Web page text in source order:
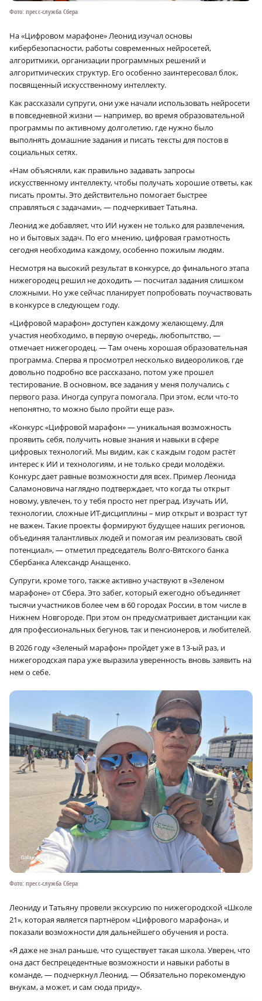
Фото: пресс-служба Сбера
На «Цифровом марафоне» Леонид изучал основы
кибербезопасности, работы современных нейросетей,
алгоритмики, организации программных решений и
алгоритмических структур. Его особенно заинтересовал блок,
посвященный искусственному интеллекту.
Как рассказали супруги, они уже начали использовать нейросети
в повседневной жизни — например, во время образовательной
программы по активному долголетию, где нужно было
выполнять домашние задания и писать тексты для постов в
социальных сетях.
«Нам объясняли, как правильно задавать запросы
искусственному интеллекту, чтобы получать хорошие ответы, как
писать промты. Это действительно помогает быстрее
справляться с задачами», — подчеркивает Татьяна.
Леонид же добавляет, что ИИ нужен не только для развлечения,
но и бытовых задач. По его мнению, цифровая грамотность
сегодня необходима каждому, особенно пожилым людям.
Несмотря на высокий результат в конкурсе, до финального этапа
нижегородец решил не доходить — посчитал задания слишком
сложными. Но уже сейчас планирует попробовать поучаствовать
в конкурсе в следующем году.
«Цифровой марафон» доступен каждому желающему. Для
участия необходимо, в первую очередь, любопытство, —
отмечает нижегородец. — Там очень хорошая образовательная
программа. Сперва я просмотрел несколько видеороликов, где
довольно подробно все рассказано, потом уже прошел
тестирование. В основном, все задания у меня получались с
первого раза. Иногда супруга помогала. При этом, если что-то
непонятно, то можно было пройти еще раз».
«Конкурс «Цифровой марафон» — уникальная возможность
проявить себя, получить новые знания и навыки в сфере
цифровых технологий. Мы видим, как с каждым годом растёт
интерес к ИИ и технологиям, и не только среди молодёжи.
Конкурс дает равные возможности для всех. Пример Леонида
Саламоновича наглядно подтверждает, что когда ты открыт
новому, увлечен, то у тебя просто нет преград. Изучать ИИ,
технологии, сложные ИТ-дисциплины – мир открыт и возраст тут
не важен. Такие проекты формируют будущее наших регионов,
объединяя талантливых людей и помогая им реализовать свой
потенциал», — отметил председатель Волго-Вятского банка
Сбербанка Александр Анащенко.
Супруги, кроме того, также активно участвуют в «Зеленом
марафоне» от Сбера. Это забег, который ежегодно объединяет
тысячи участников более чем в 60 городах России, в том числе в
Нижнем Новгороде. При этом он предусматривает дистанции как
для профессиональных бегунов, так и пенсионеров, и любителей.
В 2026 году «Зеленый марафон» пройдет уже в 13-ый раз, и
нижегородская пара уже выразила уверенность вновь заявить на
нем о себе.
Фото: пресс-служба Сбера
Леониду и Татьяну провели экскурсию по нижегородской «Школе
21», которая является партнёром «Цифрового марафона», и
показали возможности для дальнейшего обучения и роста.
«Я даже не знал раньше, что существует такая школа. Уверен, что
она даст беспрецедентные возможности и навыки работы в
команде, — подчеркнул Леонид. — Обязательно порекомендую
внукам, а может, и сам сюда приду».